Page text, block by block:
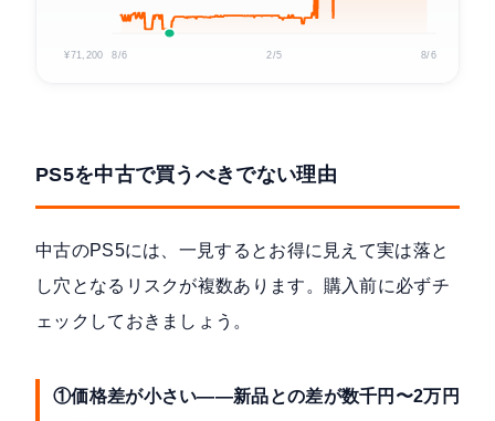
¥71,200 8/6 2/5 8/6
PS5を中古で買うべきでない理由
中古のPS5には、一見するとお得に見えて実は落と
し穴となるリスクが複数あります。購入前に必ずチ
ェックしておきましょう。
①価格差が小さい——新品との差が数千円〜2万円